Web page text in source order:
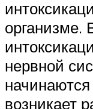
организме.
нервной
возникает